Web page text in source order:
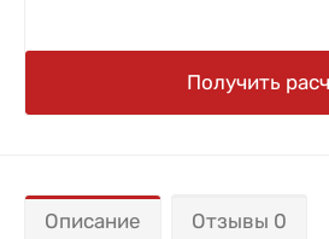
Получить
Описание Отзывы 0